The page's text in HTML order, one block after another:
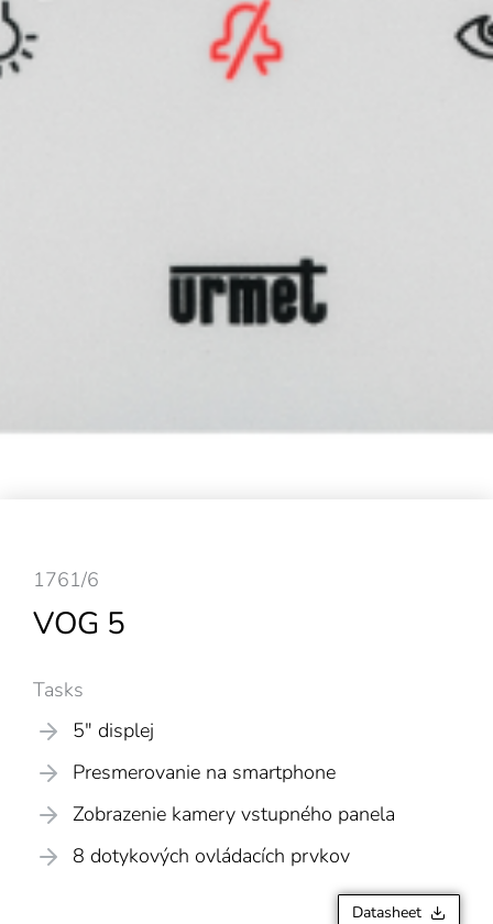
1761/6
VOG 5
Tasks
5" displej
Presmerovanie na smartphone
Zobrazenie kamery vstupného panela
8 dotykových ovládacích prvkov
Datasheet